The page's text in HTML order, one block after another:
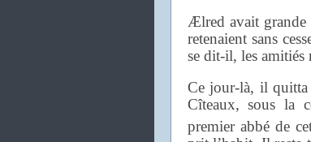
Ælred avait grande
retenaient sans
se dit-il, les amitiés
Ce jour-là, il quitta
Cîteaux, sous la
premier abbé de